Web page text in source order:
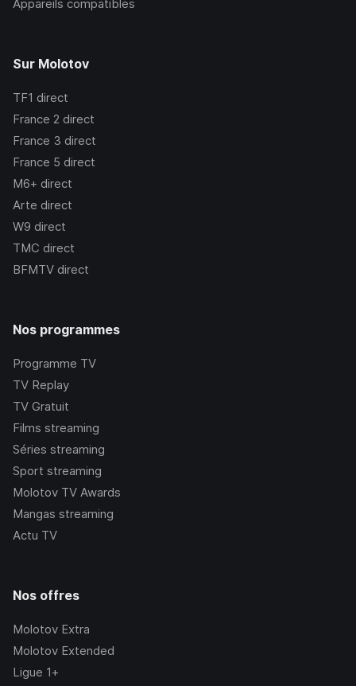
Appareils compatibles
Sur Molotov
TF1 direct
France 2 direct
France 3 direct
France 5 direct
M6+ direct
Arte direct
W9 direct
TMC direct
BFMTV direct
Nos programmes
Programme TV
TV Replay
TV Gratuit
Films streaming
Séries streaming
Sport streaming
Molotov TV Awards
Mangas streaming
Actu TV
Nos offres
Molotov Extra
Molotov Extended
Ligue 1+